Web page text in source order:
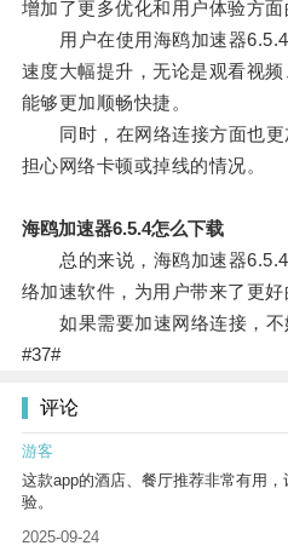
增加了更多优化和用户体验方面
用户在使用海鸥加速器6.5.4
速度大幅提升，无论是观看视
能够更加顺畅快捷。
同时，在网络连接方面也更
担心网络卡顿或掉线的情况。
海鸥加速器6.5.4怎么下载
总的来说，海鸥加速器6.5.4
络加速软件，为用户带来了更好
如果需要加速网络连接，不
#37#
评论
游客
这款app的酒店、餐厅推荐非常有用
验。
2025-09-24